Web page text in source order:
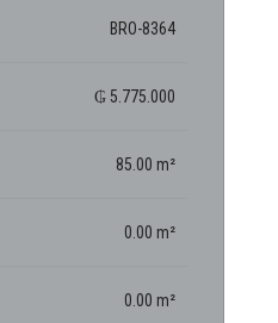
BRO-8364
₲ 5.775.000
85.00 m²
0.00 m²
0.00 m²